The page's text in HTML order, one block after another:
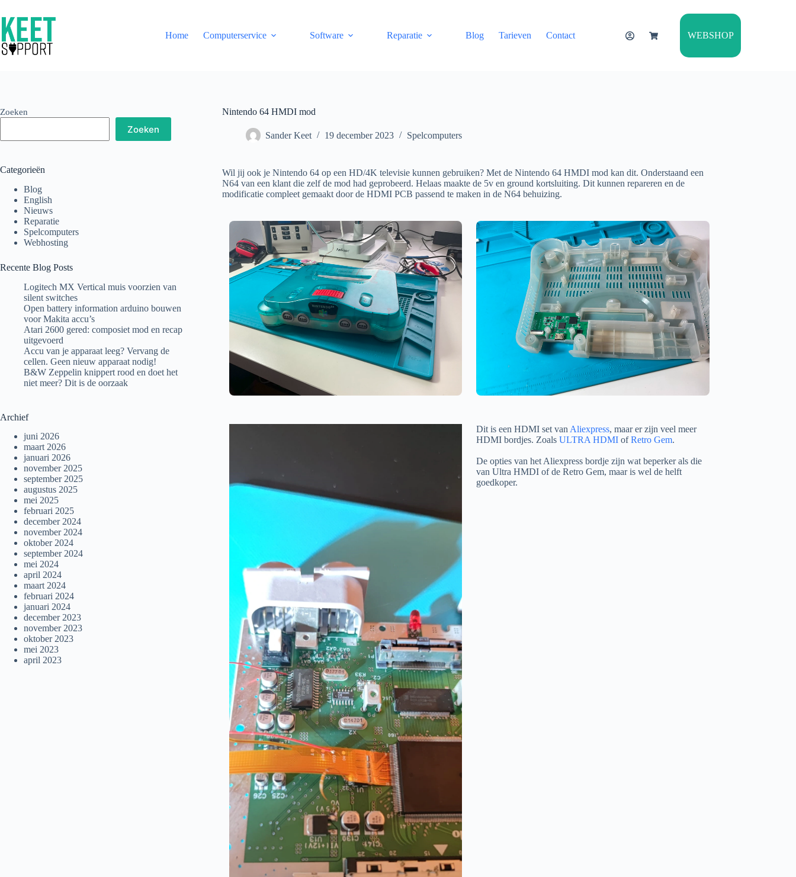
naar
de
inhoud
Home Computerservice Software Reparatie Blog Tarieven Contact WEBSHOP
Nintendo 64 HMDI mod
Sander Keet 19 december 2023 Spelcomputers
Wil jij ook je Nintendo 64 op een HD/4K televisie kunnen gebruiken? Met de Nintendo 64 HMDI mod kan dit. Onderstaand een
N64 van een klant die zelf de mod had geprobeerd. Helaas maakte de 5v en ground kortsluiting. Dit kunnen repareren en de
modificatie compleet gemaakt door de HDMI PCB passend te maken in de N64 behuizing.
Dit is een HDMI set van Aliexpress, maar er zijn veel meer
HDMI bordjes. ZoalsULTRA HDMI ofRetro Gem.
De opties van het Aliexpress bordje zijn wat beperker als die
van Ultra HMDI of de Retro Gem, maar is wel de helft
goedkoper.
Zoeken
Zoeken
Categorieën
Blog
English
Nieuws
Reparatie
Spelcomputers
Webhosting
Recente Blog Posts
Logitech MX Vertical muis voorzien van
silent switches
Open battery information arduino bouwen
voor Makita accu’s
Atari 2600 gered: composiet mod en recap
uitgevoerd
Accu van je apparaat leeg? Vervang de
cellen. Geen nieuw apparaat nodig!
B&W Zeppelin knippert rood en doet het
niet meer? Dit is de oorzaak
Archief
juni 2026
maart 2026
januari 2026
november 2025
september 2025
augustus 2025
mei 2025
februari 2025
december 2024
november 2024
oktober 2024
september 2024
mei 2024
april 2024
maart 2024
februari 2024
januari 2024
december 2023
november 2023
oktober 2023
mei 2023
april 2023